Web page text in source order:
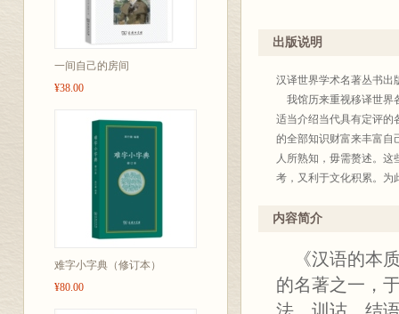
一间自己的房间
¥38.00
难字小字典（修订本）
¥80.00
出版说明
汉译世界学术名著丛书出
我馆历来重视移译世界
适当介绍当代具有定评的
的全部知识财富来丰富自
人所熟知，毋需赘述。
考，又利于文化积累。为
也不完全统一，凡是原来
译界给我们批评、建议
商务
内容简介
《汉语的本
的名著之一，